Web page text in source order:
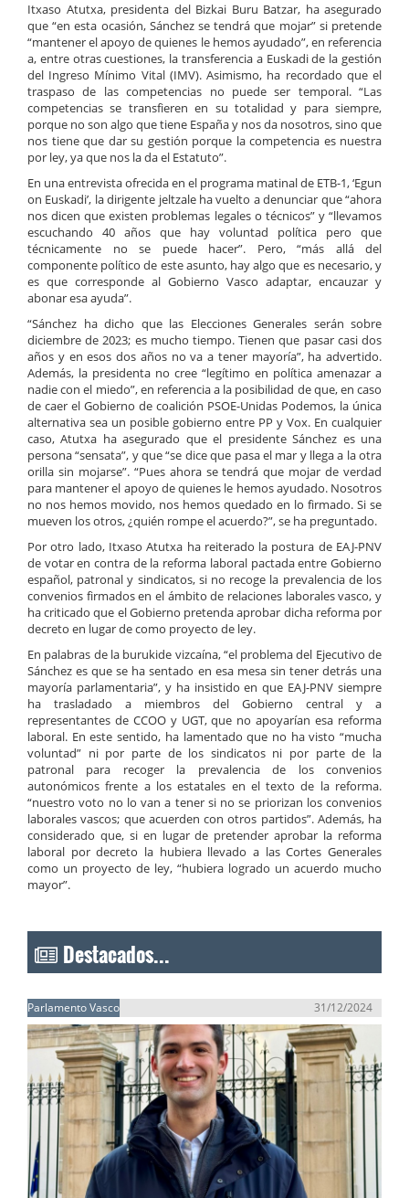
Itxaso Atutxa, presidenta del Bizkai Buru Batzar, ha asegurado
que “en esta ocasión, Sánchez se tendrá que mojar” si pretende
“mantener el apoyo de quienes le hemos ayudado”, en referencia
a, entre otras cuestiones, la transferencia a Euskadi de la gestión
del Ingreso Mínimo Vital (IMV). Asimismo, ha recordado que el
traspaso de las competencias no puede ser temporal. “Las
competencias se transfieren en su totalidad y para siempre,
porque no son algo que tiene España y nos da nosotros, sino que
nos tiene que dar su gestión porque la competencia es nuestra
por ley, ya que nos la da el Estatuto”.
En una entrevista ofrecida en el programa matinal de ETB-1, ‘Egun
on Euskadi’, la dirigente jeltzale ha vuelto a denunciar que “ahora
nos dicen que existen problemas legales o técnicos” y “llevamos
escuchando 40 años que hay voluntad política pero que
técnicamente no se puede hacer”. Pero, “más allá del
componente político de este asunto, hay algo que es necesario, y
es que corresponde al Gobierno Vasco adaptar, encauzar y
abonar esa ayuda”.
“Sánchez ha dicho que las Elecciones Generales serán sobre
diciembre de 2023; es mucho tiempo. Tienen que pasar casi dos
años y en esos dos años no va a tener mayoría”, ha advertido.
Además, la presidenta no cree “legítimo en política amenazar a
nadie con el miedo”, en referencia a la posibilidad de que, en caso
de caer el Gobierno de coalición PSOE-Unidas Podemos, la única
alternativa sea un posible gobierno entre PP y Vox. En cualquier
caso, Atutxa ha asegurado que el presidente Sánchez es una
persona “sensata”, y que “se dice que pasa el mar y llega a la otra
orilla sin mojarse”. “Pues ahora se tendrá que mojar de verdad
para mantener el apoyo de quienes le hemos ayudado. Nosotros
no nos hemos movido, nos hemos quedado en lo firmado. Si se
mueven los otros, ¿quién rompe el acuerdo?”, se ha preguntado.
Por otro lado, Itxaso Atutxa ha reiterado la postura de EAJ-PNV
de votar en contra de la reforma laboral pactada entre Gobierno
español, patronal y sindicatos, si no recoge la prevalencia de los
convenios firmados en el ámbito de relaciones laborales vasco, y
ha criticado que el Gobierno pretenda aprobar dicha reforma por
decreto en lugar de como proyecto de ley.
En palabras de la burukide vizcaína, “el problema del Ejecutivo de
Sánchez es que se ha sentado en esa mesa sin tener detrás una
mayoría parlamentaria”, y ha insistido en que EAJ-PNV siempre
ha trasladado a miembros del Gobierno central y a
representantes de CCOO y UGT, que no apoyarían esa reforma
laboral. En este sentido, ha lamentado que no ha visto “mucha
voluntad” ni por parte de los sindicatos ni por parte de la
patronal para recoger la prevalencia de los convenios
autonómicos frente a los estatales en el texto de la reforma.
“nuestro voto no lo van a tener si no se priorizan los convenios
laborales vascos; que acuerden con otros partidos”. Además, ha
considerado que, si en lugar de pretender aprobar la reforma
laboral por decreto la hubiera llevado a las Cortes Generales
como un proyecto de ley, “hubiera logrado un acuerdo mucho
mayor”.
Destacados...
Parlamento Vasco 31/12/2024